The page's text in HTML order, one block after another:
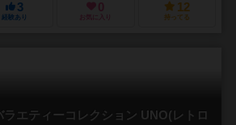
3
経験あり
0
お気に入り
12
持ってる
ラエティーコレクション UNO(レトロ